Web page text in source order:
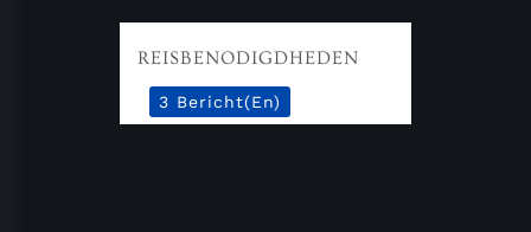
REISBENODIGDHEDEN
3 Bericht(en)